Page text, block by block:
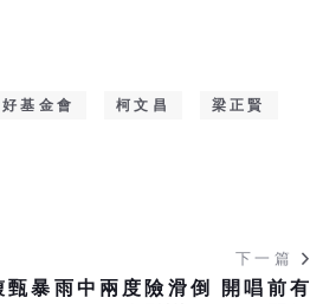
基金會 柯文昌 梁正賢
下一篇
甄暴雨中兩度險滑倒 開唱前有